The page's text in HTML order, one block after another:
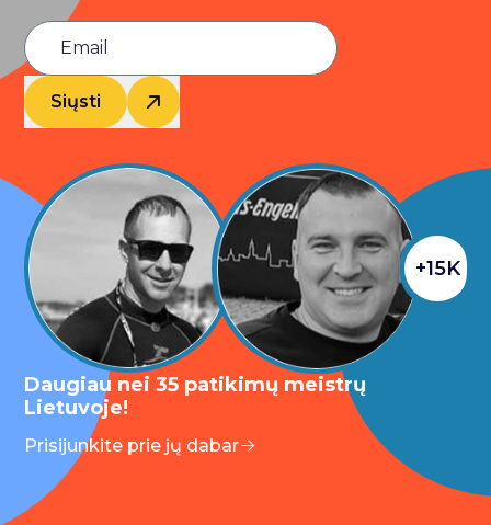
Siųsti
+15K
Daugiau nei 35 patikimų meistrų
Lietuvoje!
Prisijunkite prie jų dabar